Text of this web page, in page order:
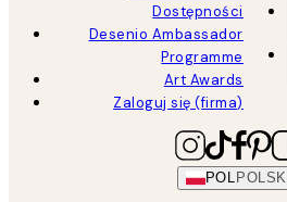
Dostępności
Desenio Ambassador
Programme
Art Awards
Zaloguj się (firma)
POL POLSKI